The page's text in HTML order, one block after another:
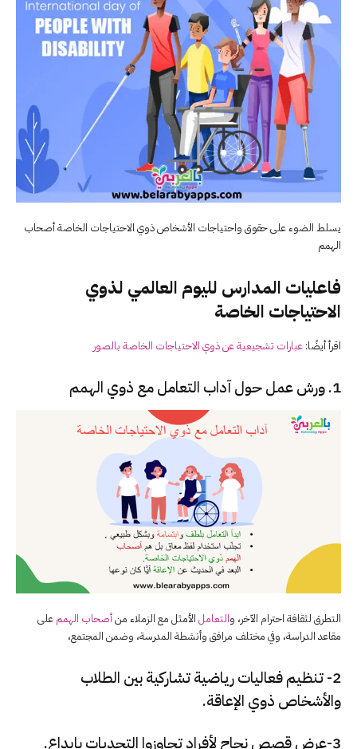
يسلط الضوء على حقوق واحتياجات الأشخاص ذوي الاحتياجات الخاصة أصحاب
الهمم
فاعليات المدارس لليوم العالمي لذوي
الاحتياجات الخاصة
اقرأ أيضًا: عبارات تشجيعية عن ذوي الاحتياجات الخاصة بالصور
1. ورش عمل حول آداب التعامل مع ذوي الهمم
التطرق لثقافة احترام الآخر، والتعامل الأمثل مع الزملاء منأصحاب الهمم على
مقاعد الدراسة، وفي مختلف مرافق وأنشطة المدرسة، وضمن المجتمع،
2- تنظيم فعاليات رياضية تشاركية بين الطلاب
والأشخاص ذوي الإعاقة.
3-عرض قصص نجاح لأفراد تجاوزوا التحديات بإبداع.